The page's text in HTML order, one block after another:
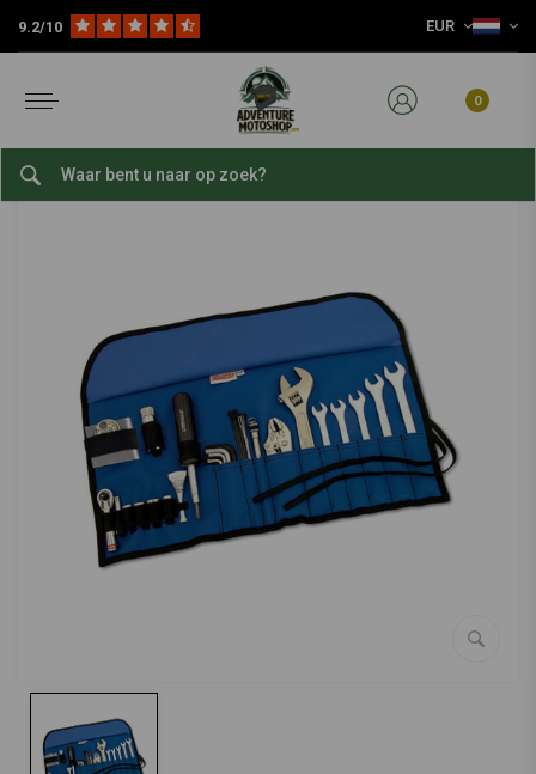
9.2/10 EUR
0
Slijtage Delen Motorfiets Gereedschap Roadtech™H3
bekijk alles van Cruztools
Roadtech™H3